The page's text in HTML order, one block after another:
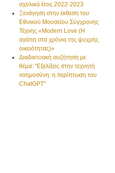
σχολικό έτος 2022-2023
Ξενάγηση στην έκθεση του
Εθνικού Μουσείου Σύγχρονης
Τέχνης «Modern Love (H
αγάπη στα χρόνια της ψυχρής
οικειότητας)»
Διαδικτυακή συζήτηση με
θέμα: "Εξελίξεις στην τεχνητή
νοημοσύνη: η περίπτωση του
ChatGPT"